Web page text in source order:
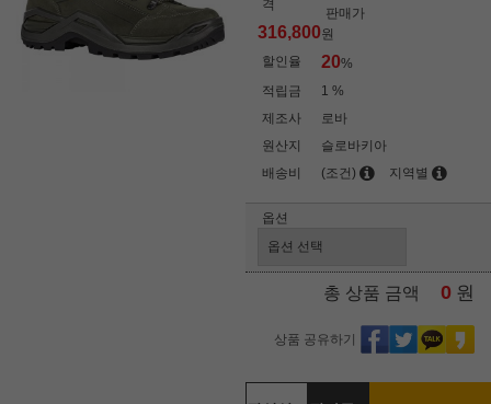
격
판매가
316,800원
할인율
20%
적립금
1 %
제조사
로바
원산지
슬로바키아
배송비
(조건) 지역별
옵션
총 상품 금액 0 원
상품 공유하기